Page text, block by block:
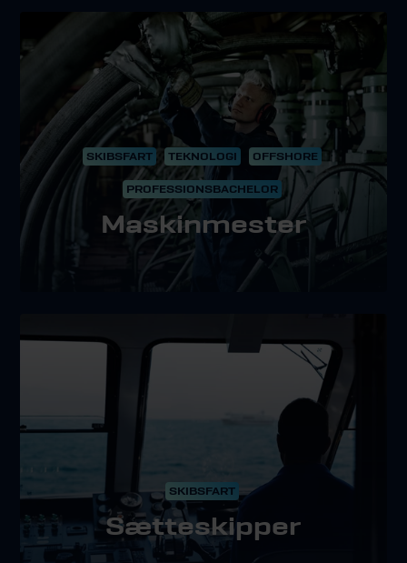
SKIBSFART TEKNOLOGI OFFSHORE
PROFESSIONSBACHELOR
Maskinmester
SKIBSFART
Sætteskipper